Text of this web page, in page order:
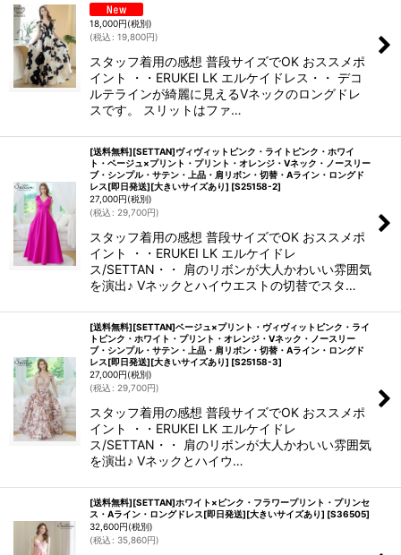
18,000円(税別)
(税込 : 19,800円)
スタッフ着用の感想 普段サイズでOK おススメポ
イント ・・ERUKEI LK エルケイドレス・・ デコ
ルテラインが綺麗に見えるVネックのロングドレ
スです。 スリットはファ…
[送料無料][SETTAN]ヴィヴィットピンク・ライトピンク・ホワイ
ト・ベージュ×プリント・プリント・オレンジ・Vネック・ノースリー
ブ・シンプル・サテン・上品・肩リボン・切替・Aライン・ロングド
レス[即日発送][大きいサイズあり] [S25158-2]
27,000円(税別)
(税込 : 29,700円)
スタッフ着用の感想 普段サイズでOK おススメポ
イント ・・ERUKEI LK エルケイドレ
ス/SETTAN・・ 肩のリボンが大人かわいい雰囲気
を演出♪ Vネックとハイウエストの切替でスタ…
[送料無料][SETTAN]ベージュ×プリント・ヴィヴィットピンク・ライ
トピンク・ホワイト・プリント・オレンジ・Vネック・ノースリー
ブ・シンプル・サテン・上品・肩リボン・切替・Aライン・ロングド
レス[即日発送][大きいサイズあり] [S25158-3]
27,000円(税別)
(税込 : 29,700円)
スタッフ着用の感想 普段サイズでOK おススメポ
イント ・・ERUKEI LK エルケイドレ
ス/SETTAN・・ 肩のリボンが大人かわいい雰囲気
を演出♪ Vネックとハイウ…
[送料無料][SETTAN]ホワイト×ピンク・フラワープリント・プリンセ
ス・Aライン・ロングドレス[即日発送][大きいサイズあり] [S36505]
32,600円(税別)
(税込 : 35,860円)